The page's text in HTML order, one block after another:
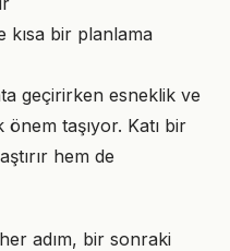
kısa bir planlama
geçirirken esneklik ve
taşıyor. Katı bir
hem de
adım, bir sonraki